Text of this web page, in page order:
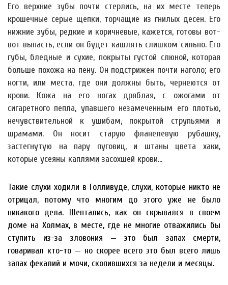
Его верхние зубы почти стерлись, на их месте теперь
крошечные серые щепки, торчащие из гнилых десен. Его
нижние зубы, редкие и коричневые, кажется, готовы вот-
вот выпасть, если он будет кашлять слишком сильно. Его
губы, бледные и сухие, покрыты густой слюной, которая
больше похожа на пену. Он подстрижен почти наголо; его
ногти, или места, где они должны быть, чернеются от
крови. Кожа на его ногах дряблая, с ожогами от
сигаретного пепла, упавшего незамеченным его плотью,
нечувствительной к ушибам, покрытой струпьями и
шрамами. Он носит старую фланелевую рубашку,
застегнутую на пару пуговиц, и штаны цвета хаки,
которые усеяны каплями засохшей крови…
Такие слухи ходили в Голливуде, слухи, которые никто не
отрицал, потому что многим до этого уже не было
никакого дела. Шептались, как он скрывался в своем
доме на Холмах, в месте, где не многие отважились бы
ступить из-за зловония — это был запах смерти,
говаривал кто-то — но скорее всего это был всего лишь
запах фекалий и мочи, скопившихся за недели и месяцы.